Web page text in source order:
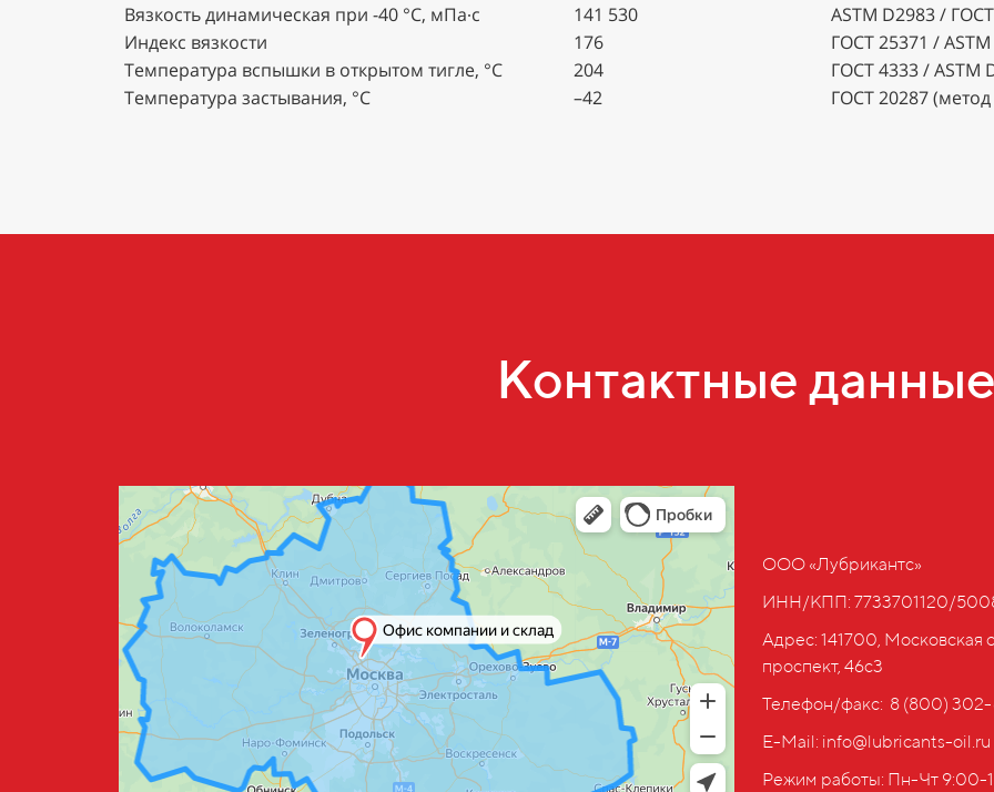
Вязкость динамическая при -40 °С, мПа∙с
Индекс вязкости
Температура вспышки в открытом тигле, °С
Температура застывания, °С
141 530
176
204
–42
ASTM D2983 /
ГОСТ 25371 /
ГОСТ 4333 / ASTM
ГОСТ 20287 (метод
Контактные данные
ООО «Лубрикантс»
ИНН/КПП: 7733701120/
Адрес: 141700, Московская
проспект, 46с3
Телефон/факс: ‎ 8 (800)
E-Mail: info@lubricants-oil.ru
Режим работы: Пн-Чт 9:00-